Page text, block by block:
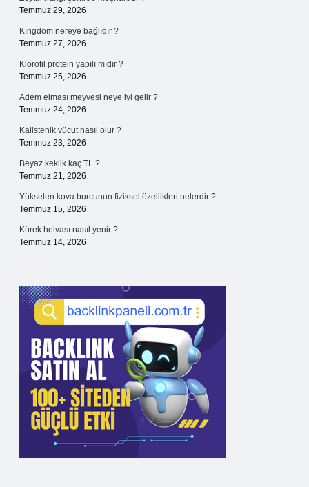
Temmuz 29, 2026
Kıngdom nereye bağlıdır ?
Temmuz 27, 2026
Klorofil protein yapılı mıdır ?
Temmuz 25, 2026
Adem elması meyvesi neye iyi gelir ?
Temmuz 24, 2026
Kalistenik vücut nasıl olur ?
Temmuz 23, 2026
Beyaz keklik kaç TL ?
Temmuz 21, 2026
Yükselen kova burcunun fiziksel özellikleri nelerdir ?
Temmuz 15, 2026
Kürek helvası nasıl yenir ?
Temmuz 14, 2026